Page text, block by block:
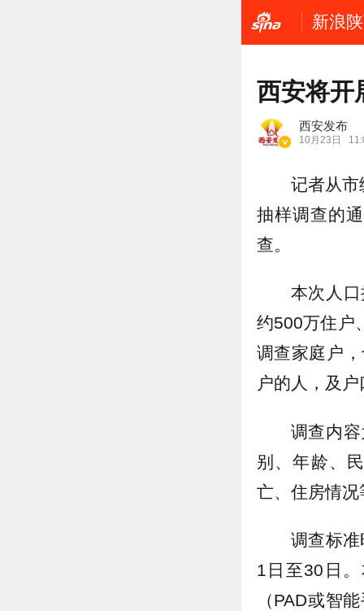
新浪
西安将开
西安发布
10月23日
记者从
抽样调查的
查。
本次人
约500万住户
调查家庭户
户的人，及
调查内
别、年龄、
亡、住房情况
调查标
1日至30日
（PAD或智